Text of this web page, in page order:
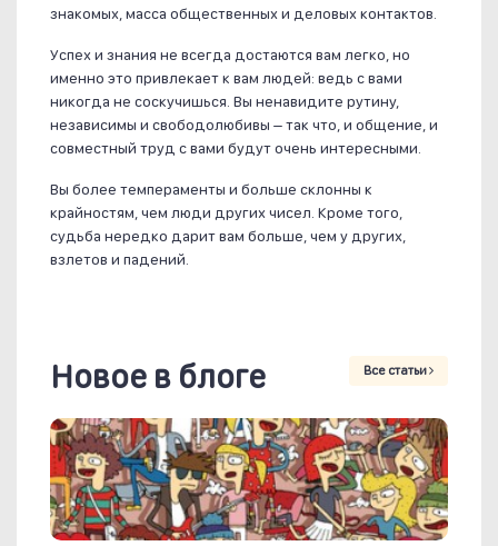
знакомых, масса общественных и деловых контактов.
Успех и знания не всегда достаются вам легко, но
именно это привлекает к вам людей: ведь с вами
никогда не соскучишься. Вы ненавидите рутину,
независимы и свободолюбивы – так что, и общение, и
совместный труд с вами будут очень интересными.
Вы более темпераменты и больше склонны к
крайностям, чем люди других чисел. Кроме того,
судьба нередко дарит вам больше, чем у других,
взлетов и падений.
Новое в блоге Все статьи